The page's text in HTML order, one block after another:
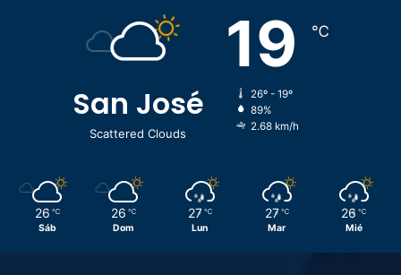
San José
Scattered Clouds
19 ℃
26º - 19º
89%
2.68 km/h
26 ℃
Sáb
26 ℃
Dom
27 ℃
Lun
27 ℃
Mar
26 ℃
Mié